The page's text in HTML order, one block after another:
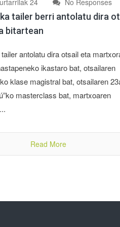
24 No Responses
tailer berri antolatu dira
bitartean
antolatu dira otsail eta
ikastaro bat, otsailaren
klase magistral bat, otsailaren
masterclass bat, martxoaren
Read More